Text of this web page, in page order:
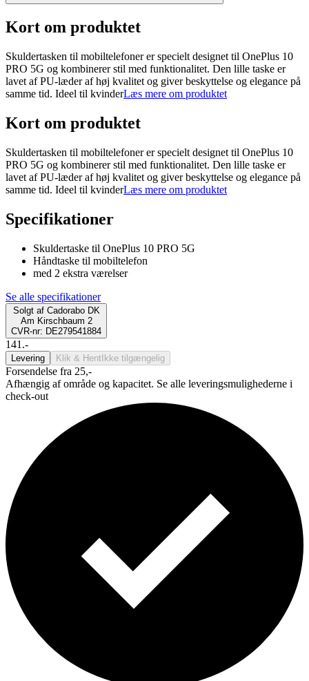
Kort om produktet
Skuldertasken til mobiltelefoner er specielt designet til OnePlus 10
PRO 5G og kombinerer stil med funktionalitet. Den lille taske er
lavet af PU-læder af høj kvalitet og giver beskyttelse og elegance på
samme tid. Ideel til kvinderLæs mere om produktet
Kort om produktet
Skuldertasken til mobiltelefoner er specielt designet til OnePlus 10
PRO 5G og kombinerer stil med funktionalitet. Den lille taske er
lavet af PU-læder af høj kvalitet og giver beskyttelse og elegance på
samme tid. Ideel til kvinderLæs mere om produktet
Specifikationer
Skuldertaske til OnePlus 10 PRO 5G
Håndtaske til mobiltelefon
med 2 ekstra værelser
Se alle specifikationer
Solgt af Cadorabo DK
Am Kirschbaum 2
CVR-nr: DE279541884
141.-
Levering Klik & Hent Ikke tilgængelig
Forsendelse fra 25,-
Afhængig af område og kapacitet. Se alle leveringsmulighederne i
check-out